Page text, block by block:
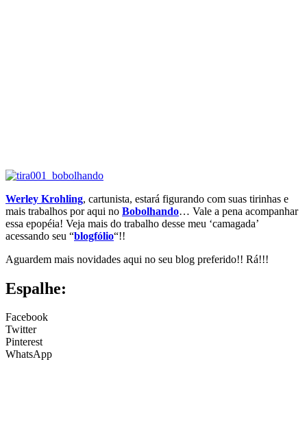
Werley Krohling, cartunista, estará figurando com suas tirinhas e
mais trabalhos por aqui no Bobolhando… Vale a pena acompanhar
essa epopéia! Veja mais do trabalho desse meu ‘camagada’
acessando seu “blogfólio“!!
Aguardem mais novidades aqui no seu blog preferido!! Rá!!!
Espalhe:
Facebook
Twitter
Pinterest
WhatsApp